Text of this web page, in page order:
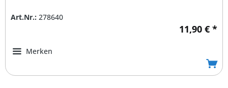
Art.Nr.: 278640
11,90 € *
Merken